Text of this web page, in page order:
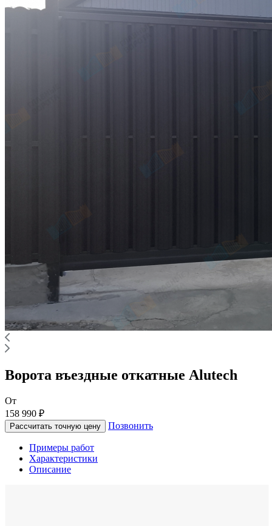
Ворота въездные откатные Alutech
От
158 990 ₽
Рассчитать точную цену Позвонить
Примеры работ
Характеристики
Описание